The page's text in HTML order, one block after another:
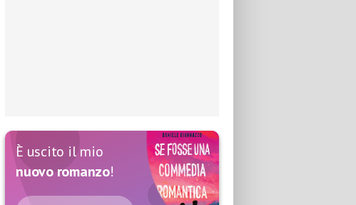
È uscito il mio
nuovo romanzo!